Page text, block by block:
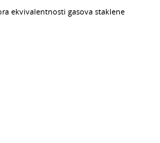
ekvivalentnosti gasova staklene